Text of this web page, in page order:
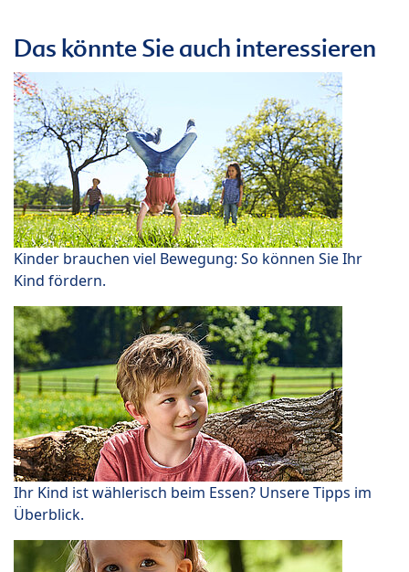
Das könnte Sie auch interessieren
Kinder brauchen viel Bewegung: So können Sie Ihr
Kind fördern.
Ihr Kind ist wählerisch beim Essen? Unsere Tipps im
Überblick.